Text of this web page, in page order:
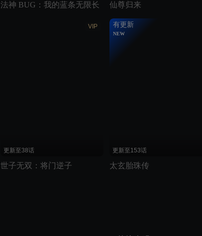
法神 BUG：我的蓝条无限长 仙尊归来
VIP
更新至38话
世子无双：将门逆子
有更新
NEW
更新至153话
太玄胎珠传